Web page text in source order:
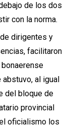
de los dos
con la norma.
dirigentes y
facilitaron
al igual
del bloque de
provincial
oficialismo los